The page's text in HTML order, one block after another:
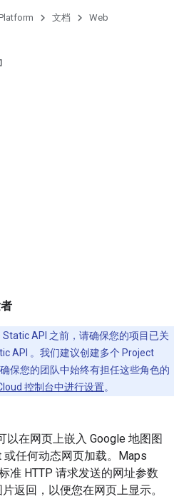
文档
Web
API 之前，请确保您的项目已关
API 。我们建议创建多个 Project
保您的团队中始终有担任这些角色的
控制台中进行设置。
以在网页上嵌入 Google 地图图
或任何动态网页加载。Maps
准 HTTP 请求发送的网址参数
返回，以便您在网页上显示。